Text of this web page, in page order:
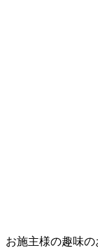
お施主様の趣味